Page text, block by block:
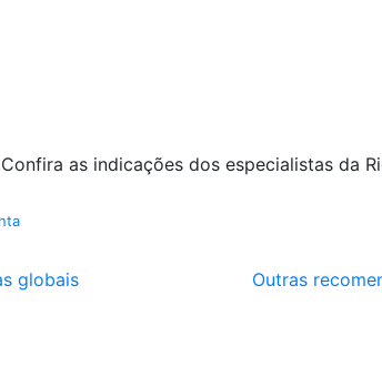
as indicações dos especialistas da
globais Outras